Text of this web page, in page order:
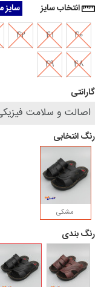
سایز
انتخاب سایز
40
41
42
48
49
گارانتی
رنگ انتخابی
مشکی
رنگ بندی